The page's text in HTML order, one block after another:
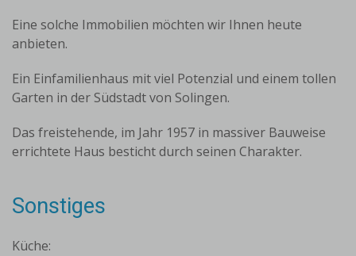
Eine solche Immobilien möchten wir Ihnen heute
anbieten.
Ein Einfamilienhaus mit viel Potenzial und einem tollen
Garten in der Südstadt von Solingen.
Das freistehende, im Jahr 1957 in massiver Bauweise
errichtete Haus besticht durch seinen Charakter.
Sonstiges
Küche: